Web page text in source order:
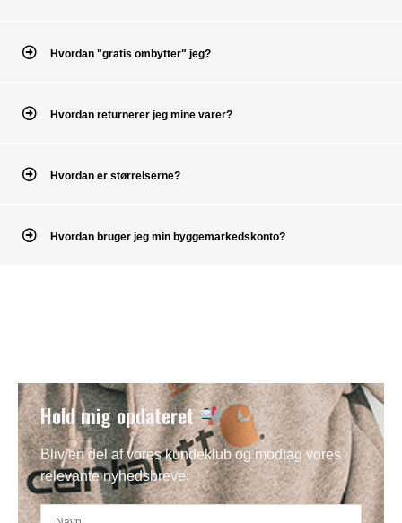
Hvordan "gratis ombytter" jeg?
Hvordan returnerer jeg mine varer?
Hvordan er størrelserne?
Hvordan bruger jeg min byggemarkedskonto?
Hold mig opdateret
Bliv en del af vores kundeklub og modtag vores
relevante nyhedsbreve.